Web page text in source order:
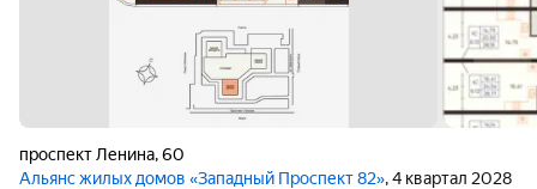
проспект Ленина,60
Альянс жилых домов «Западный Проспект 82», 4 квартал 2028